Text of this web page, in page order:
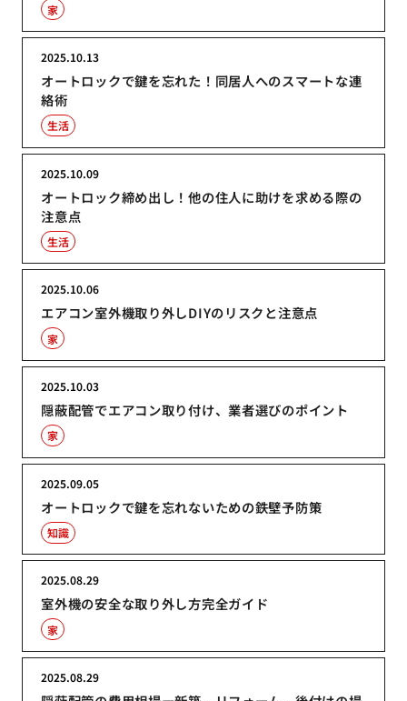
家
オートロックで鍵を忘れた！同居人へのスマートな連
絡術
2025.10.13
生活
オートロック締め出し！他の住人に助けを求める際の
注意点
2025.10.09
生活
エアコン室外機取り外しDIYのリスクと注意点
2025.10.06
家
隠蔽配管でエアコン取り付け、業者選びのポイント
2025.10.03
家
オートロックで鍵を忘れないための鉄壁予防策
2025.09.05
知識
室外機の安全な取り外し方完全ガイド
2025.08.29
家
2025.08.29